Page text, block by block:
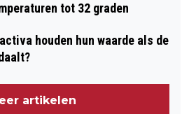
tot 32 graden
houden hun waarde als de
artikelen